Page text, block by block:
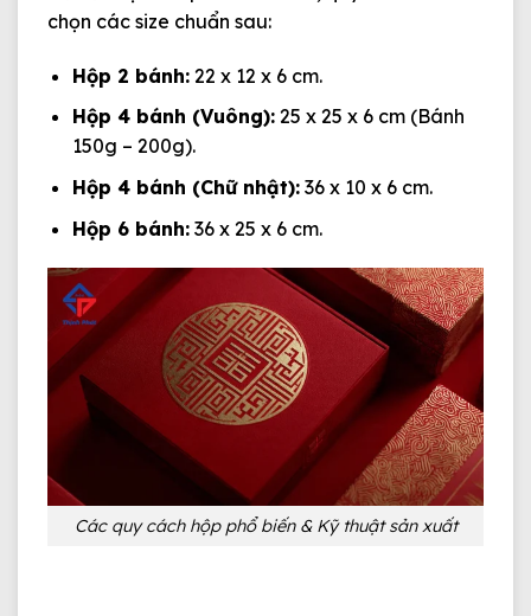
chọn các size chuẩn sau:
Hộp 2 bánh:22 x 12 x 6 cm.
Hộp 4 bánh (Vuông):25 x 25 x 6 cm (Bánh
150g – 200g).
Hộp 4 bánh (Chữ nhật):36 x 10 x 6 cm.
Hộp 6 bánh:36 x 25 x 6 cm.
Các quy cách hộp phổ biến & Kỹ thuật sản xuất